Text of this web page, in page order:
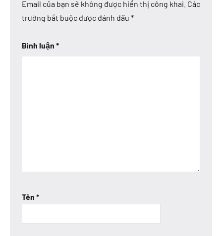
Email của bạn sẽ không được hiển thị công khai. Các
trường bắt buộc được đánh dấu *
Bình luận *
Tên *